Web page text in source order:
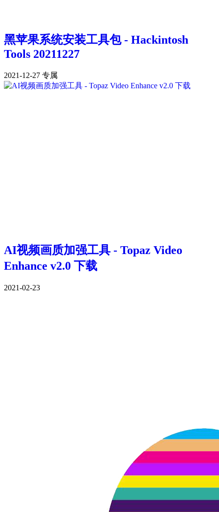
黑苹果系统安装工具包 - Hackintosh
Tools 20211227
2021-12-27 专属
AI视频画质加强工具 - Topaz Video
Enhance v2.0 下载
2021-02-23